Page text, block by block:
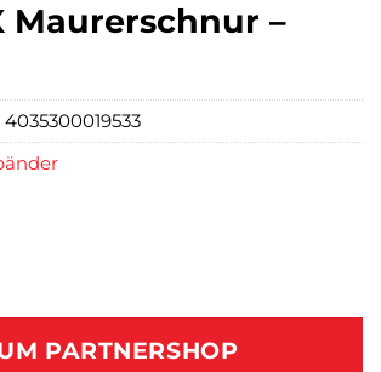
Maurerschnur –
PARTNERSHOP
4035300019533